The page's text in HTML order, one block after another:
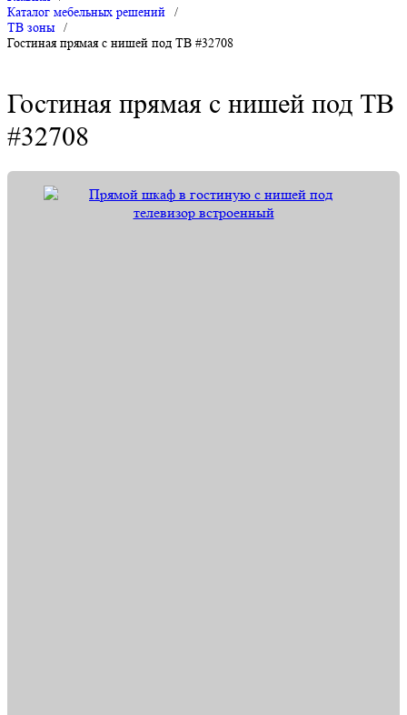
Каталог мебельных решений
/
ТВ зоны
/
Гостиная прямая с нишей под ТВ #32708
Гостиная прямая с нишей под ТВ
#32708